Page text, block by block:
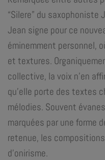
“Silere” du saxophoniste
Jean signe pour ce
éminemment personnel,
et textures.
collective, la voix n’en
qu’elle porte des textes
mélodies. Souvent
marquées par une forme
retenue, les
d’onirisme.